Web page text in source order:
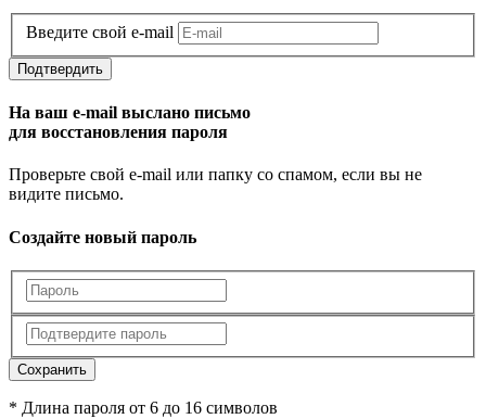
Введите свой e-mail
Подтвердить
На ваш e-mail выслано письмо
для восстановления пароля
Проверьте свой e-mail или папку со спамом, если вы не
видите письмо.
Создайте новый пароль
Сохранить
* Длина пароля от 6 до 16 символов